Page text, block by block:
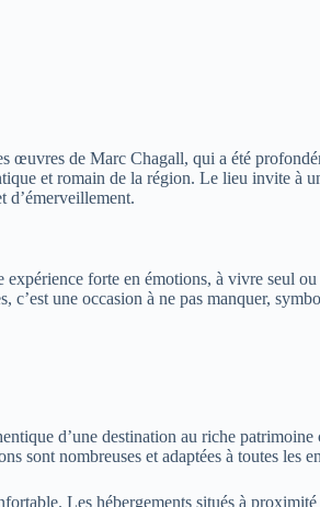
œuvres de Marc Chagall, qui a été
et romain de la région. Le lieu invite à
d’émerveillement.
forte en émotions, à vivre seul
une occasion à ne pas manquer,
d’une destination au riche
sont nombreuses et adaptées à toutes les
Les hébergements situés à